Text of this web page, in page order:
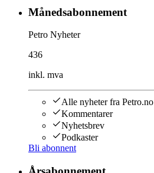
Månedsabonnement
Petro Nyheter
436
inkl. mva
Alle nyheter fra Petro.no
Kommentarer
Nyhetsbrev
Podkaster
Bli abonnent